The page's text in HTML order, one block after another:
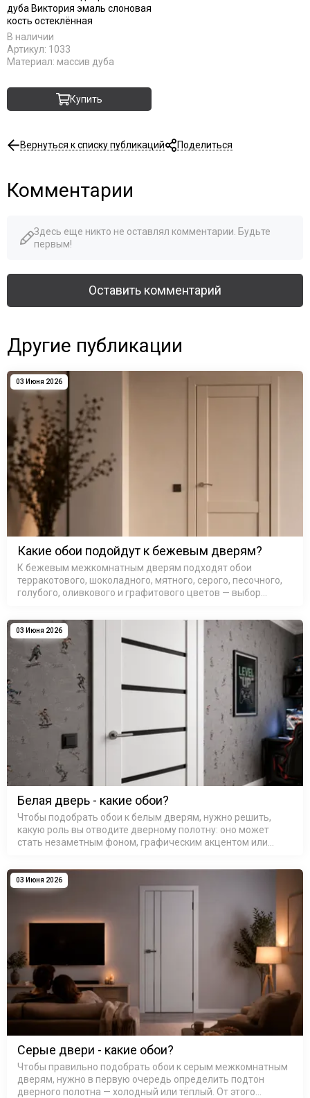
дуба Виктория эмаль слоновая
кость остеклённая
В наличии
Артикул: 1033
Материал: массив дуба
Купить
Вернуться к списку публикаций Поделиться
Комментарии
Здесь еще никто не оставлял комментарии. Будьте
первым!
Оставить комментарий
Другие публикации
03 Июня 2026
Какие обои подойдут к бежевым дверям?
К бежевым межкомнатным дверям подходят обои
терракотового, шоколадного, мятного, серого, песочного,
голубого, оливкового и графитового цветов — выбор
Бежевые межкомнатные д…
03 Июня 2026
Белая дверь - какие обои?
Чтобы подобрать обои к белым дверям, нужно решить,
какую роль вы отводите дверному полотну: оно может
стать незаметным фоном, графическим акцентом или
обманчиво прост — он каже…
03 Июня 2026
Серые двери - какие обои?
Чтобы правильно подобрать обои к серым межкомнатным
дверям, нужно в первую очередь определить подтон
дверного полотна — холодный или тёплый. От этого